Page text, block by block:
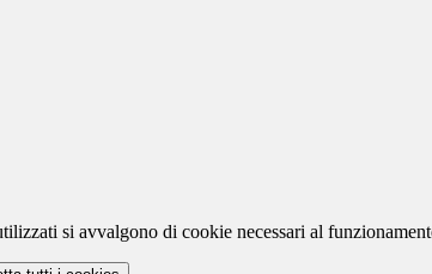
si avvalgono di cookie necessari al